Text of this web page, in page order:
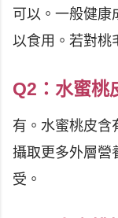
可以。一般健康
以食用。若對桃
Q2：水蜜桃
有。水蜜桃皮含
攝取更多外層營
受。